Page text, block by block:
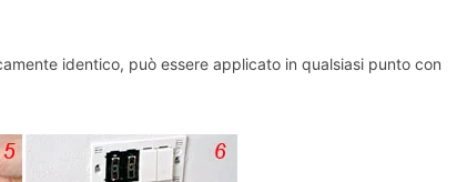
identico, può essere applicato in qualsiasi punto con